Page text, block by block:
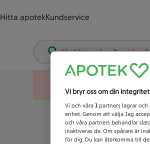
Hitta apotekKundservice
Vad letar du efter idag?
Vi bryr oss om din integritet
Vi och våra 1 partners lagrar
enhet. Genom att välja Jag
och våra partners behandlar
inaktiveras de. Om spårare är
för dig. Du kan återkomma till